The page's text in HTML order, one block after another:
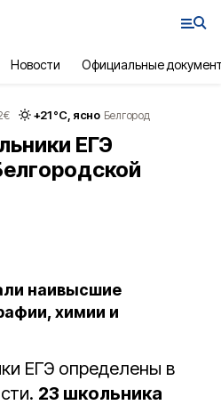
Новости Официальные
€ +21°С, ясно Белгород
ЕГЭ
наивысшие
химии и
ЕГЭ определены в
23 школьника